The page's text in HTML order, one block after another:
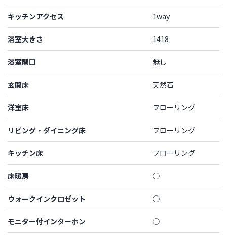
キッチンアクセス 1way
浴室大きさ 1418
浴室開口 無し
玄関床 天然石
洋室床 フローリング
リビング・ダイニング床 フローリング
キッチン床 フローリング
床暖房 ◯
ウォークインクロゼット ◯
モニター付インターホン ◯